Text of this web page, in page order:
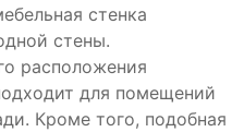
стенка
стены.
расположения
для помещений
Кроме того, подобная